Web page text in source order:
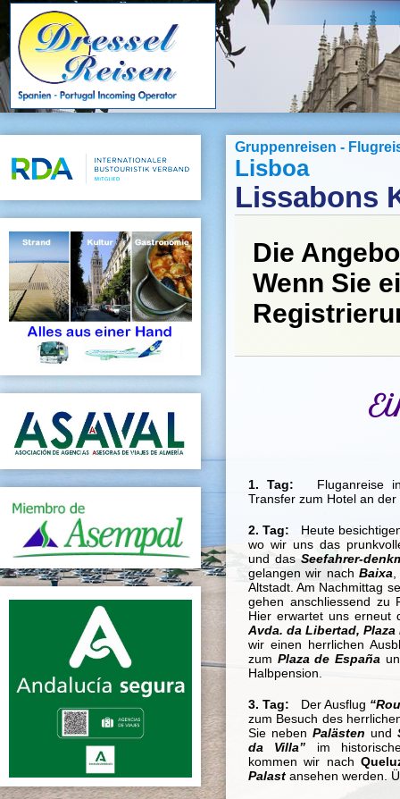
Gruppenreisen -
Lisboa
Lissabons
Die
Wenn Sie
1. Tag: Fluganreise
Transfer zum Hotel an der
2. Tag: Heute
wo wir uns das
und das Seefahrer-
gelangen wir nach Baixa
Altstadt. Am Nachmittag
gehen anschliessend zu
Hier erwartet uns erneut
Avda. da Libertad,
wir einen herrlichen
zum Plaza de España
Halbpension.
3. Tag: Der Ausflug
zum Besuch des
Sie neben Palästen und
da Villa” im
kommen wir nach
Palast ansehen werden.